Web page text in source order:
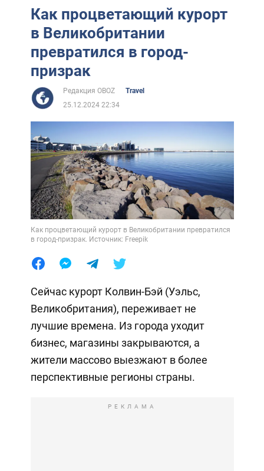
Как процветающий курорт
в Великобритании
превратился в город-
призрак
Редакция OBOZ
Travel
25.12.2024 22:34
Как процветающий курорт в Великобритании превратился
в город-призрак. Источник: Freepik
Сейчас курорт Колвин-Бэй (Уэльс,
Великобритания), переживает не
лучшие времена. Из города уходит
бизнес, магазины закрываются, а
жители массово выезжают в более
перспективные регионы страны.
РЕКЛАМА